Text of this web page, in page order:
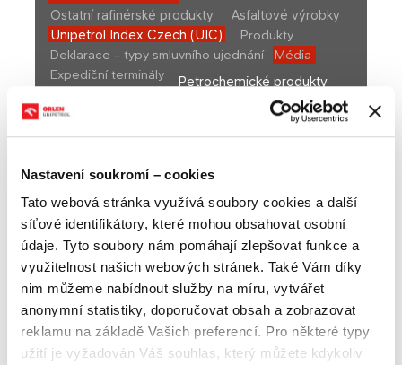
Nastavení soukromí – cookies
Tato webová stránka využívá soubory cookies a další
síťové identifikátory, které mohou obsahovat osobní
údaje. Tyto soubory nám pomáhají zlepšovat funkce a
využitelnost našich webových stránek. Také Vám díky
nim můžeme nabídnout služby na míru, vytvářet
anonymní statistiky, doporučovat obsah a zobrazovat
reklamu na základě Vašich preferencí. Pro některé typy
užití je vyžadován Váš souhlas, který můžete kdykoliv
Ostatní rafinérské produkty
Asfaltové výrobky
Unipetrol Index Czech (UIC)
Produkty
Deklarace – typy smluvního ujednání
Média
Expediční terminály
Petrochemické produkty
Maloobchodní produkty
Média
Chceme vám ulehčit orientaci na českém trhu
pohonných hmot. Proto zde najdete například tutoriál,
který vám vysvětlí podrobnosti UIC nebo videa, která
odpoví na vaše nejčastěji kladené otázky.
Navíc najdete fotografie z uplynulých ročníků kongresu